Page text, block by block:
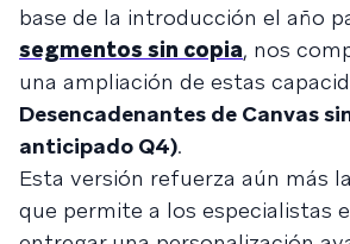
base de la introducción el año
segmentos sin copia, nos
una ampliación de estas
Desencadenantes de Canvas
anticipado Q4).
Esta versión refuerza aún más
que permite a los especialistas